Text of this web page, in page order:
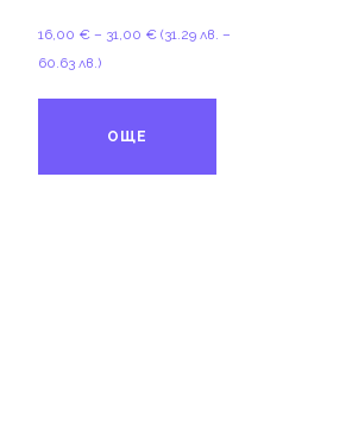
16,00 € – 31,00 €Price
(31.29 лв. –
60.63 лв.)
ОЩЕ